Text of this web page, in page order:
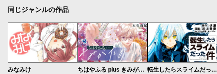
同じジャンルの作品
みなみけ ちはやふる plus きみがため 転生したらスライムだった件